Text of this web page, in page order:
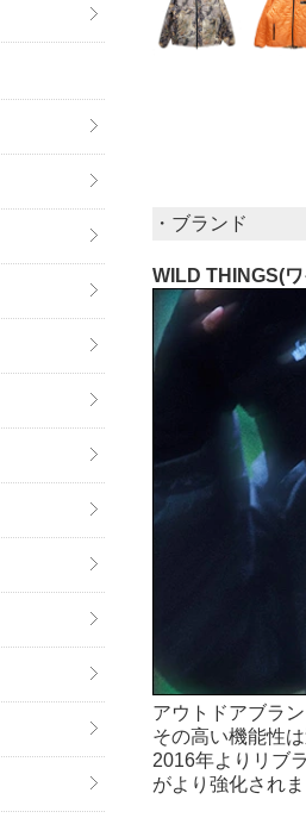
・ブランド
WILD THINGS(
アウトドアブラ
その高い機能性
2016年よりリブ
がより強化されま